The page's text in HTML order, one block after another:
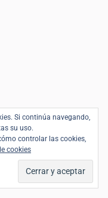
Si continúa navegando,
su uso.
controlar las cookies,
cookies